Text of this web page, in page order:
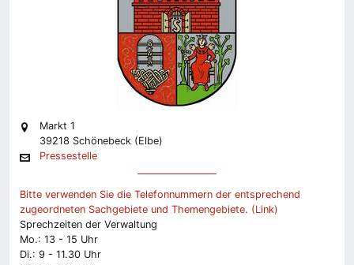
Markt 1
39218 Schönebeck (Elbe)
Pressestelle
Bitte verwenden Sie die Telefonnummern der entsprechend
zugeordneten Sachgebiete und Themengebiete. (Link)
Sprechzeiten der Verwaltung
Mo.: 13 - 15 Uhr
Di.: 9 - 11.30 Uhr